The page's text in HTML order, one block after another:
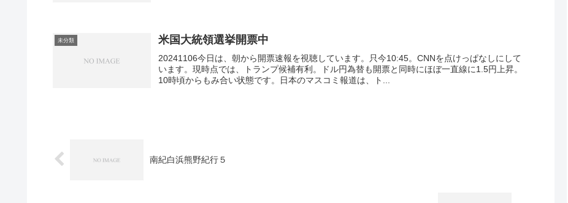
未分類 米国大統領選挙開票中
20241106今日は、朝から開票速報を視聴しています。只今10:45。CNNを点けっぱなしにして
います。現時点では、トランプ候補有利。ドル円為替も開票と同時にほぼ一直線に1.5円上昇。
10時頃からもみ合い状態です。日本のマスコミ報道は、ト...
南紀白浜熊野紀行５